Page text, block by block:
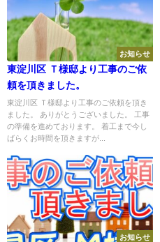
お知らせ
東淀川区 Ｔ様邸より工事のご依
頼を頂きました。
東淀川区 Ｔ様邸より工事のご依頼を頂き
ました。 ありがとうございました。 工事
の準備を進めております。 着工まで今し
ばらくお時間を頂きますが...
お知らせ